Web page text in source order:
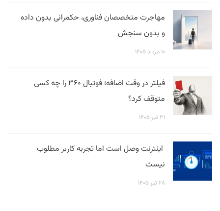
مهاجرت متخصصان فناوری، حکمرانی بدون داده
و بدون سنجش
۱۰ مرداد ۱۴۰۵
فیلتر در وقت اضافه؛ فوتبال ۳۶۰ را چه کسی
متوقف کرد؟
۳۱ تیر ۱۴۰۵
اینترنت وصل است اما تجربه کاربر مطلوب
نیست
۲۸ تیر ۱۴۰۵